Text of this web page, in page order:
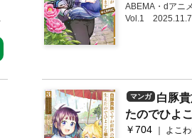
ABEMA・dアニ
Vol.1 2025.11.7
ンタジー、待望
＆ 原作・やし
に見放された肥
は】に生えたの
いの弟・レグル
殺されるという
い弟を放っても
マンガ
白豚
たのでひよ